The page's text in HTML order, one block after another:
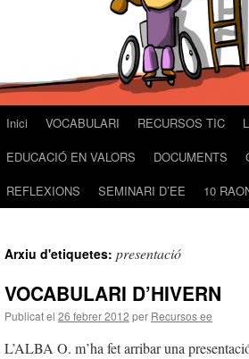
Vés
contingut
Inici VOCABULARI RECURSOS TIC
EDUCACIÓ EN VALORS
DOCUMENTS
REFLEXIONS
SEMINARI D’EE 10
Arxiu d'etiquetes: presentació
VOCABULARI D’HIVERN
Publicat el 26 febrer 2012 per Recursos ee
L’ALBA O. m’ha fet arribar una